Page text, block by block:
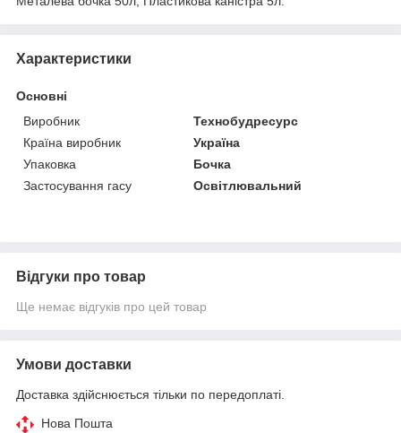
Характеристики
Основні
Виробник
Технобудресурс
Країна виробник
Україна
Упаковка
Бочка
Застосування гасу
Освітлювальний
Відгуки про товар
Ще немає відгуків про цей товар
Умови доставки
Доставка здійснюється тільки по передоплаті.
Нова Пошта